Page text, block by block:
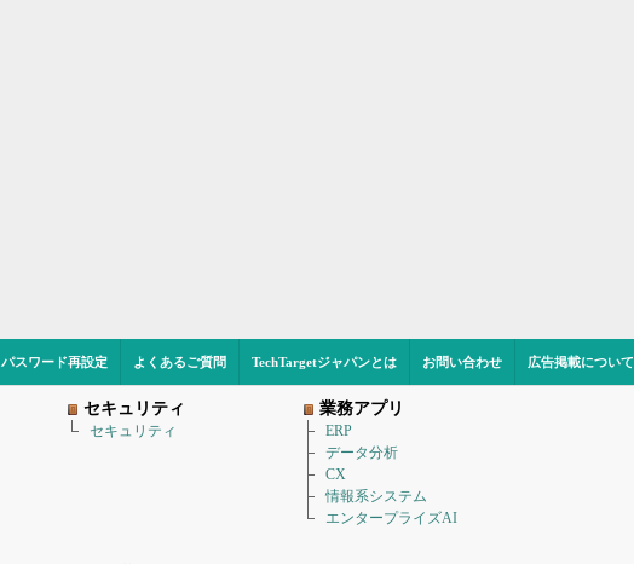
パスワード再設定 よくあるご質問 TechTargetジャパンとは お問い合わせ 広告掲載について
セキュリティ
セキュリティ
業務アプリ
ERP
データ分析
CX
情報系システム
エンタープライズAI